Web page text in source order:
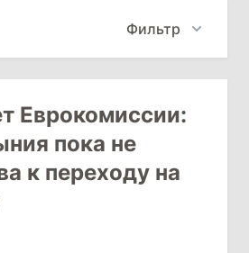
Фильтр
Еврокомиссии:
пока не
к переходу на